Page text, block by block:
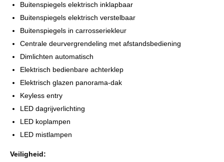
Buitenspiegels elektrisch inklapbaar
Buitenspiegels elektrisch verstelbaar
Buitenspiegels in carrosseriekleur
Centrale deurvergrendeling met afstandsbediening
Dimlichten automatisch
Elektrisch bedienbare achterklep
Elektrisch glazen panorama-dak
Keyless entry
LED dagrijverlichting
LED koplampen
LED mistlampen
Veiligheid: